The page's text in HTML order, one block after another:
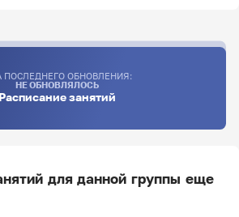
ПОСЛЕДНЕГО ОБНОВЛЕНИЯ:
НЕ ОБНОВЛЯЛОСЬ
Расписание занятий
для данной группы еще